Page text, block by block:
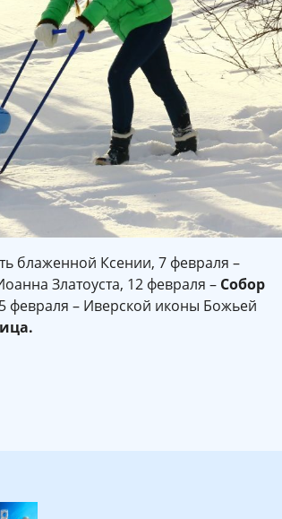
блаженной Ксении, 7 февраля –
Златоуста, 12 февраля – Собор
февраля – Иверской иконы Божьей